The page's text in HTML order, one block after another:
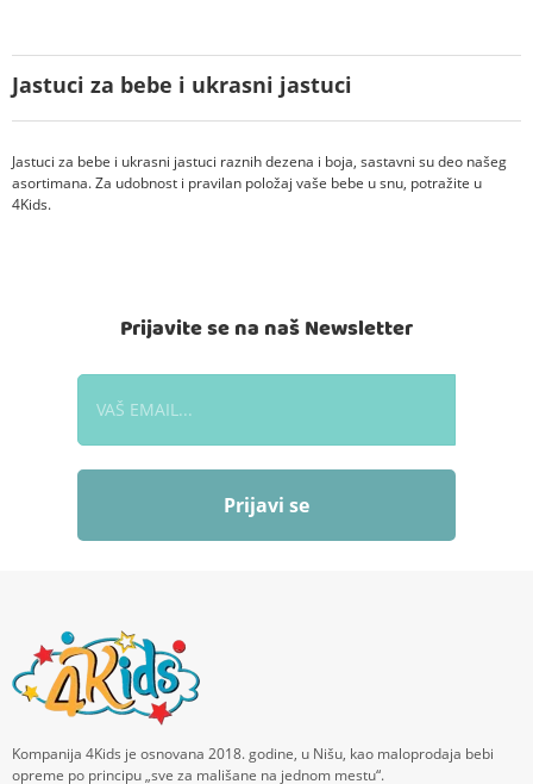
Jastuci za bebe i ukrasni jastuci
Jastuci za bebe i ukrasni jastuci raznih dezena i boja, sastavni su deo našeg
asortimana. Za udobnost i pravilan položaj vaše bebe u snu, potražite u
4Kids.
Prijavite se na naš Newsletter
Prijavi se
Kompanija 4Kids je osnovana 2018. godine, u Nišu, kao maloprodaja bebi
opreme po principu „sve za mališane na jednom mestu“.